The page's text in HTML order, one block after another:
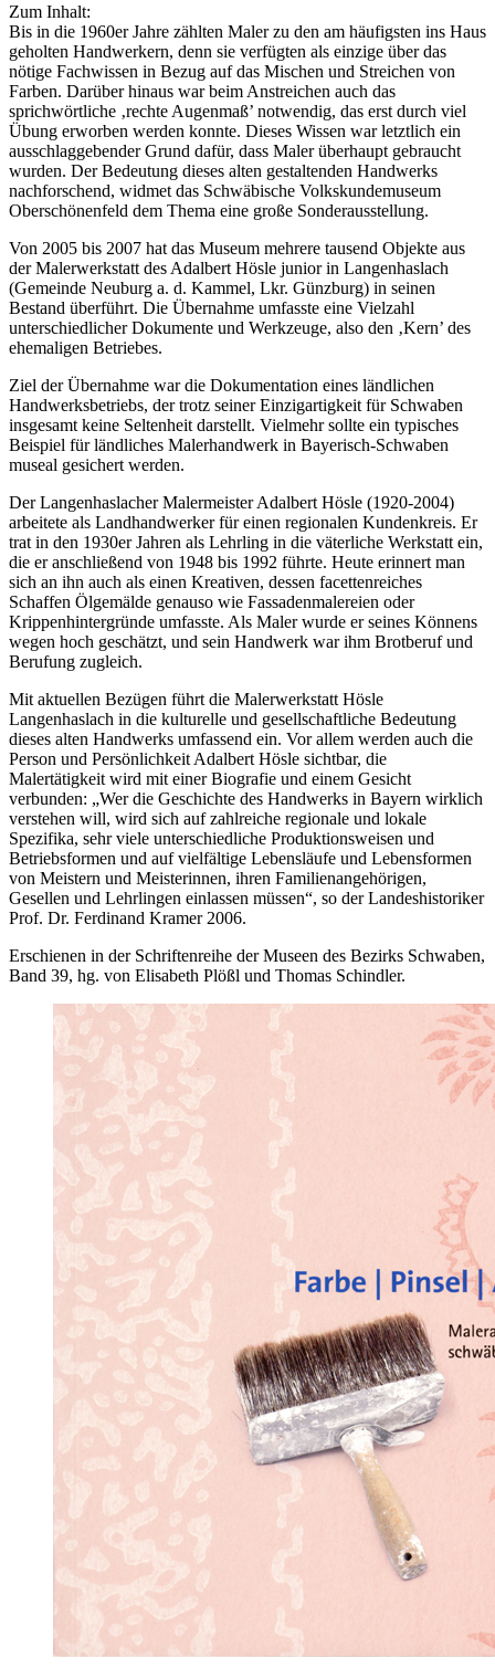
Zum Inhalt:
Bis in die 1960er Jahre zählten Maler zu den am häufigsten ins Haus
geholten Handwerkern, denn sie verfügten als einzige über das
nötige Fachwissen in Bezug auf das Mischen und Streichen von
Farben. Darüber hinaus war beim Anstreichen auch das
sprichwörtliche ‚rechte Augenmaß’ notwendig, das erst durch viel
Übung erworben werden konnte. Dieses Wissen war letztlich ein
ausschlaggebender Grund dafür, dass Maler überhaupt gebraucht
wurden. Der Bedeutung dieses alten gestaltenden Handwerks
nachforschend, widmet das Schwäbische Volkskundemuseum
Oberschönenfeld dem Thema eine große Sonderausstellung.
Von 2005 bis 2007 hat das Museum mehrere tausend Objekte aus
der Malerwerkstatt des Adalbert Hösle junior in Langenhaslach
(Gemeinde Neuburg a. d. Kammel, Lkr. Günzburg) in seinen
Bestand überführt. Die Übernahme umfasste eine Vielzahl
unterschiedlicher Dokumente und Werkzeuge, also den ‚Kern’ des
ehemaligen Betriebes.
Ziel der Übernahme war die Dokumentation eines ländlichen
Handwerksbetriebs, der trotz seiner Einzigartigkeit für Schwaben
insgesamt keine Seltenheit darstellt. Vielmehr sollte ein typisches
Beispiel für ländliches Malerhandwerk in Bayerisch-Schwaben
museal gesichert werden.
Der Langenhaslacher Malermeister Adalbert Hösle (1920-2004)
arbeitete als Landhandwerker für einen regionalen Kundenkreis. Er
trat in den 1930er Jahren als Lehrling in die väterliche Werkstatt ein,
die er anschließend von 1948 bis 1992 führte. Heute erinnert man
sich an ihn auch als einen Kreativen, dessen facettenreiches
Schaffen Ölgemälde genauso wie Fassadenmalereien oder
Krippenhintergründe umfasste. Als Maler wurde er seines Könnens
wegen hoch geschätzt, und sein Handwerk war ihm Brotberuf und
Berufung zugleich.
Mit aktuellen Bezügen führt die Malerwerkstatt Hösle
Langenhaslach in die kulturelle und gesellschaftliche Bedeutung
dieses alten Handwerks umfassend ein. Vor allem werden auch die
Person und Persönlichkeit Adalbert Hösle sichtbar, die
Malertätigkeit wird mit einer Biografie und einem Gesicht
verbunden: „Wer die Geschichte des Handwerks in Bayern wirklich
verstehen will, wird sich auf zahlreiche regionale und lokale
Spezifika, sehr viele unterschiedliche Produktionsweisen und
Betriebsformen und auf vielfältige Lebensläufe und Lebensformen
von Meistern und Meisterinnen, ihren Familienangehörigen,
Gesellen und Lehrlingen einlassen müssen“, so der Landeshistoriker
Prof. Dr. Ferdinand Kramer 2006.
Erschienen in der Schriftenreihe der Museen des Bezirks Schwaben,
Band 39, hg. von Elisabeth Plößl und Thomas Schindler.